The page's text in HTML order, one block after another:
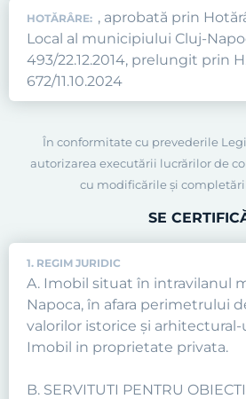
HOTĂRÂRE: , aprobată prin
Local al municipiului Cluj-
493/22.12.2014, prelungit prin
672/11.10.2024
În conformitate cu prevederile
autorizarea executării lucrărilor de
cu modificările şi
SE
1. REGIM JURIDIC
A. Imobil situat în intravilanul
Napoca, în afara perimetrului
valorilor istorice şi
Imobil in proprietate privata.
B. SERVITUTI PENTRU